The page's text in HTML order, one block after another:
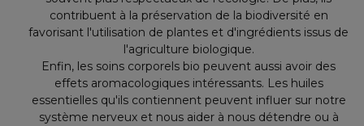
contribuent à la préservation de la biodiversité en
favorisant l'utilisation de plantes et d'ingrédients issus de
l'agriculture biologique.
Enfin, les soins corporels bio peuvent aussi avoir des
effets aromacologiques intéressants. Les huiles
essentielles qu'ils contiennent peuvent influer sur notre
système nerveux et nous aider à nous détendre ou à